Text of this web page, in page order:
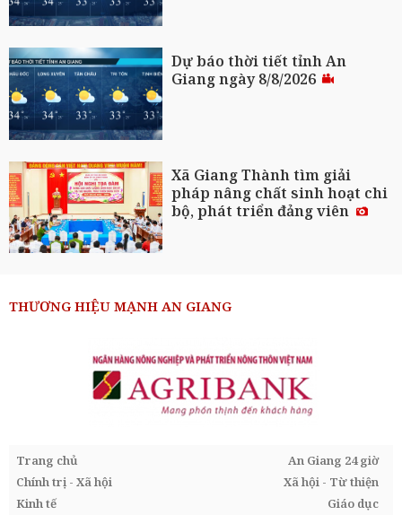
Dự báo thời tiết tỉnh An
Giang ngày 8/8/2026
Xã Giang Thành tìm giải
pháp nâng chất sinh hoạt chi
bộ, phát triển đảng viên
THƯƠNG HIỆU MẠNH AN GIANG
Trang chủ
An Giang 24 giờ
Chính trị - Xã hội
Xã hội - Từ thiện
Kinh tế
Giáo dục